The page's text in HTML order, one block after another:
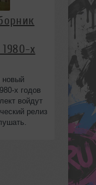
х
новый
х годов
войдут
релиз